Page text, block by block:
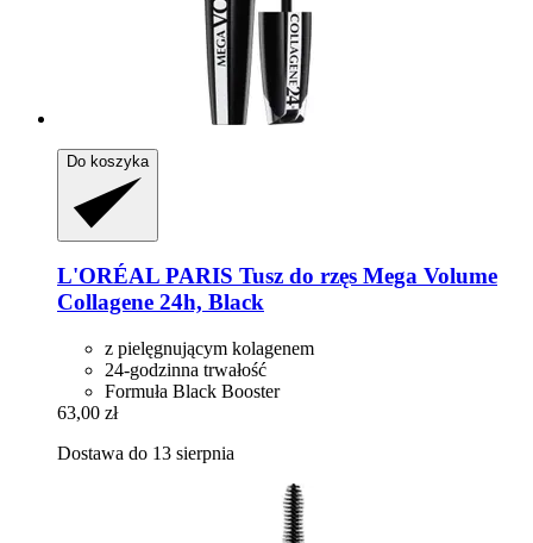
Do koszyka
L'ORÉAL PARIS Tusz do rzęs Mega Volume
Collagene 24h, Black
z pielęgnującym kolagenem
24-godzinna trwałość
Formuła Black Booster
63,00 zł
Dostawa do 13 sierpnia